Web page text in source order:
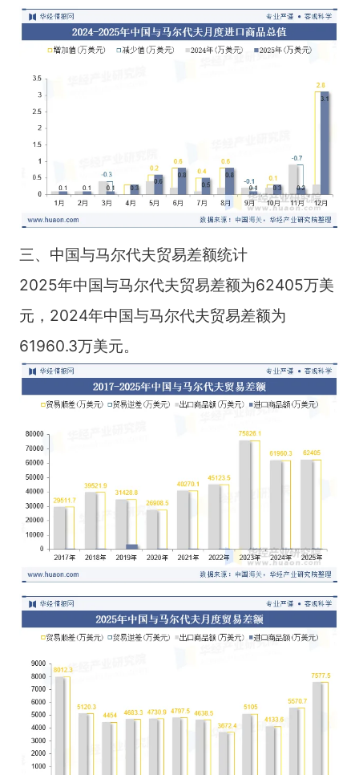
三、中国与马尔代夫贸易差额统计
2025年中国与马尔代夫贸易差额为62405万美
元，2024年中国与马尔代夫贸易差额为
61960.3万美元。